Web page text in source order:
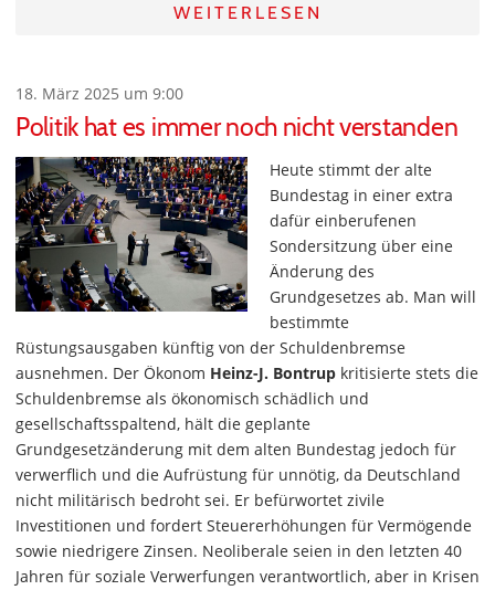
WEITERLESEN
18. März 2025 um 9:00
Politik hat es immer noch nicht verstanden
Heute stimmt der alte
Bundestag in einer extra
dafür einberufenen
Sondersitzung über eine
Änderung des
Grundgesetzes ab. Man will
bestimmte
Rüstungsausgaben künftig von der Schuldenbremse
ausnehmen. Der Ökonom Heinz-J. Bontrup kritisierte stets die
Schuldenbremse als ökonomisch schädlich und
gesellschaftsspaltend, hält die geplante
Grundgesetzänderung mit dem alten Bundestag jedoch für
verwerflich und die Aufrüstung für unnötig, da Deutschland
nicht militärisch bedroht sei. Er befürwortet zivile
Investitionen und fordert Steuererhöhungen für Vermögende
sowie niedrigere Zinsen. Neoliberale seien in den letzten 40
Jahren für soziale Verwerfungen verantwortlich, aber in Krisen